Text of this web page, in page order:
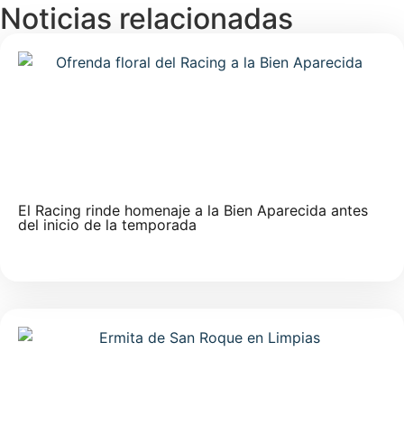
Noticias relacionadas
El Racing rinde homenaje a la Bien Aparecida antes
del inicio de la temporada